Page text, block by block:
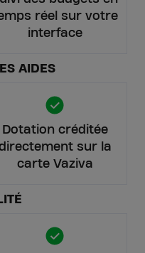
réel sur votre
interface
AIDES
Dotation créditée
sur la
carte Vaziva